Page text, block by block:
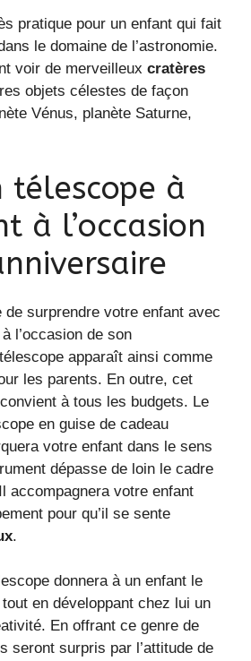
pratique pour un enfant qui fait
le domaine de l’astronomie.
voir de merveilleux cratères
objets célestes de façon
Vénus, planète Saturne,
télescope à
à l’occasion
de surprendre votre enfant avec
l’occasion de son
apparaît ainsi comme
les parents. En outre, cet
à tous les budgets. Le
en guise de cadeau
votre enfant dans le sens
dépasse de loin le cadre
accompagnera votre enfant
pour qu’il se sente
.
donnera à un enfant le
en développant chez lui un
En offrant ce genre de
seront surpris par l’attitude de